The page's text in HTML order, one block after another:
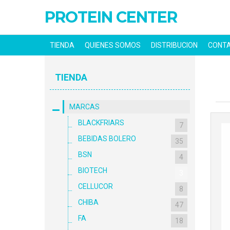
PROTEIN CENTER
TIENDA QUIENES SOMOS DISTRIBUCION
TIENDA
MARCAS
BLACKFRIARS
7
BEBIDAS BOLERO
35
BSN
4
BIOTECH
CELLUCOR
8
CHIBA
47
FA
18